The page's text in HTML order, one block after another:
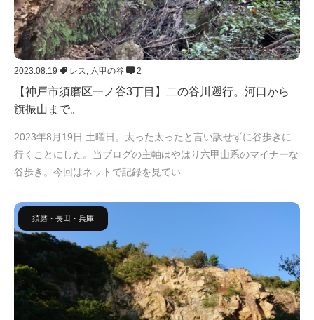
2023.08.19 レス 六甲の谷 2
【神戸市須磨区一ノ谷3丁目】二の谷川遡行。河口から
旗振山まで。
2023年8月19日 土曜日。太った太ったと言い訳せずに谷歩きに
行くことにした。当ブログの主軸はやはり六甲山系のマイナーな
谷歩き。今回はネットで記録を見てい…
須磨・長田・兵庫